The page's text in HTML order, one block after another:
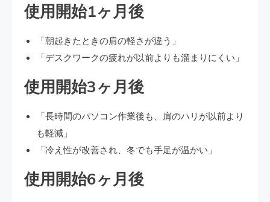
使用開始1ヶ月後
「朝起きたときの肩の軽さが違う」
「デスクワークの疲れが以前よりも溜まりにくい」
使用開始3ヶ月後
「長時間のパソコン作業後も、肩のハリが以前より
も軽減」
「冷え性が改善され、冬でも手足が温かい」
使用開始6ヶ月後